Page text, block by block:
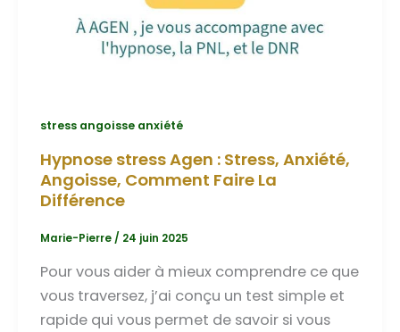
stress angoisse anxiété
Hypnose stress Agen : Stress, Anxiété,
Angoisse, Comment Faire La
Différence
Marie-Pierre/ 24 juin 2025
Pour vous aider à mieux comprendre ce que
vous traversez, j’ai conçu un test simple et
rapide qui vous permet de savoir si vous